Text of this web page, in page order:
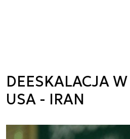
DEESKALACJA
USA - IRAN